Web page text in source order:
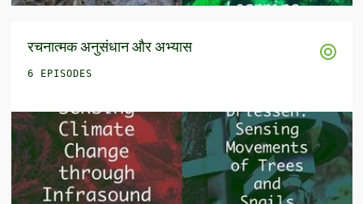
रचनात्मक अनुसंधान और अभ्यास
6 EPISODES